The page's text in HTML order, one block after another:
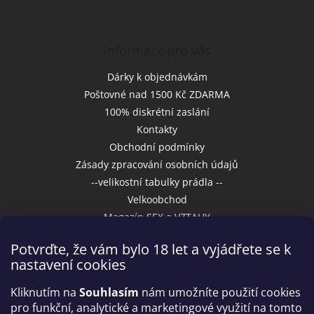
Potvrďte, že vám bylo 18 let a vyjádřete se k
nastavení cookies
Kliknutím na Souhlasím nám umožníte použití cookies
pro funkční, analytické a marketingové využití na tomto
Dárky k objednávkám
Poštovné nad 1500 Kč ZDARMA
100% diskrétní zaslání
Kontakty
Obchodní podmínky
Zásady zpracování osobních údajů
--velikostní tabulky prádla --
Velkoobchod
Magazín SEX a VZTAHY
Přijímáme online platby